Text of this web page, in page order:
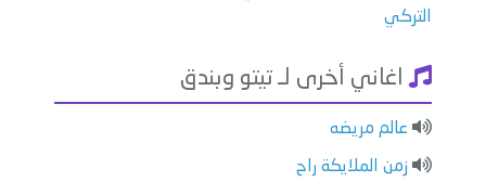
التركي
اغاني أخرى لـ تيتو وبندق
عالم مريضه
زمن الملايكة راح